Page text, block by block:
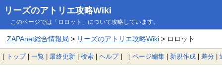
リーズのアトリエ攻略Wiki
このページでは「ロロット」について攻略しています。
ZAPAnet総合情報局 > リーズのアトリエ攻略Wiki> ロロット
[ トップ| 一覧 | 最終更新 | 検索 | ヘルプ] [ ページ編集 | 新規作成 | 差分 |